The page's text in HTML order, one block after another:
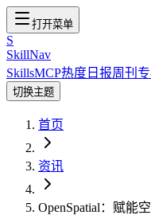
打开菜单
S
SkillNav
SkillsMCP热度 日报周刊
切换主题
首页
资讯
OpenSpatial：赋能